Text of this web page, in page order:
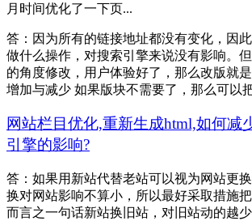
月时间优化了一下页...
答：因为所有的链接地址都没有变化，因
做什么操作，对搜索引擎来说没有影响。
的角度修改，用户体验好了，那么改版就
增加与减少 如果版块不需要了，那么可以
网站栏目优化,重新生成html,如何减
引擎的影响?
答：如果用新站代替老站可以视为网站更
换对网站影响不算小，所以最好采取措施
而言之一句话新站换旧站，对旧站动的越